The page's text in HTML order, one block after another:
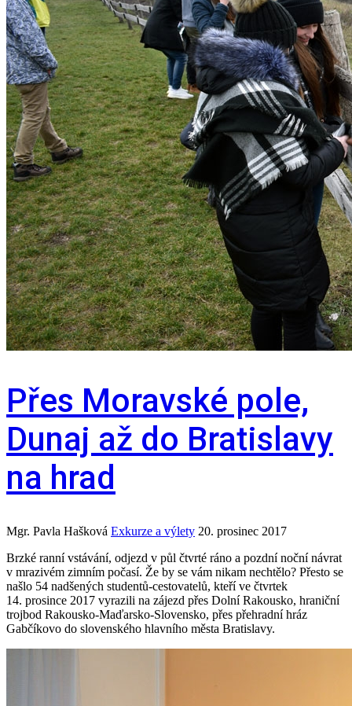
Přes Moravské pole,
Dunaj až do Bratislavy
na hrad
Mgr. Pavla Hašková Exkurze a výlety 20. prosinec 2017
Brzké ranní vstávání, odjezd v půl čtvrté ráno a pozdní noční návrat
v mrazivém zimním počasí. Že by se vám nikam nechtělo? Přesto se
našlo 54 nadšených studentů-cestovatelů, kteří ve čtvrtek
14. prosince 2017 vyrazili na zájezd přes Dolní Rakousko, hraniční
trojbod Rakousko-Maďarsko-Slovensko, přes přehradní hráz
Gabčíkovo do slovenského hlavního města Bratislavy.